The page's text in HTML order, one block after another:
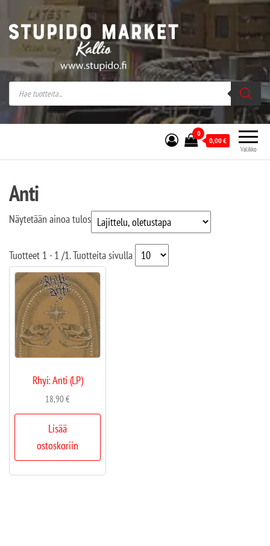
Stupido Market – verkossa ja kivijalassa
Stupido Market on vaihtoehtomusaan
erikoistunut verkko- sekä
kivijalkakauppa Helsingissä Kallion
sydämessä.
Valikko
0
0,00€
Anti
Näytetään ainoa tulos
Tuotteet 1 - 1 /1. Tuotteita sivulla
Rhyi: Anti (LP)
18,90€
Lisää
ostoskoriin